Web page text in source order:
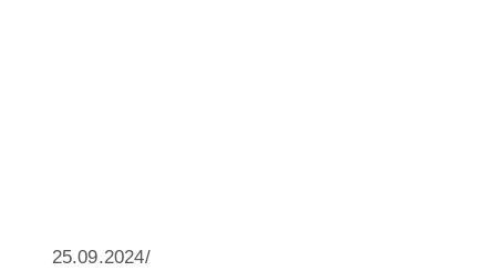
25.09.2024/